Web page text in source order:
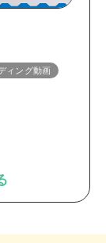
ィング動画